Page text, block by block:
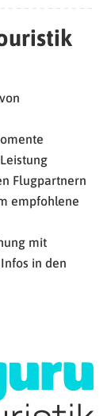
Flugpartnern
empfohlene
mit
in den